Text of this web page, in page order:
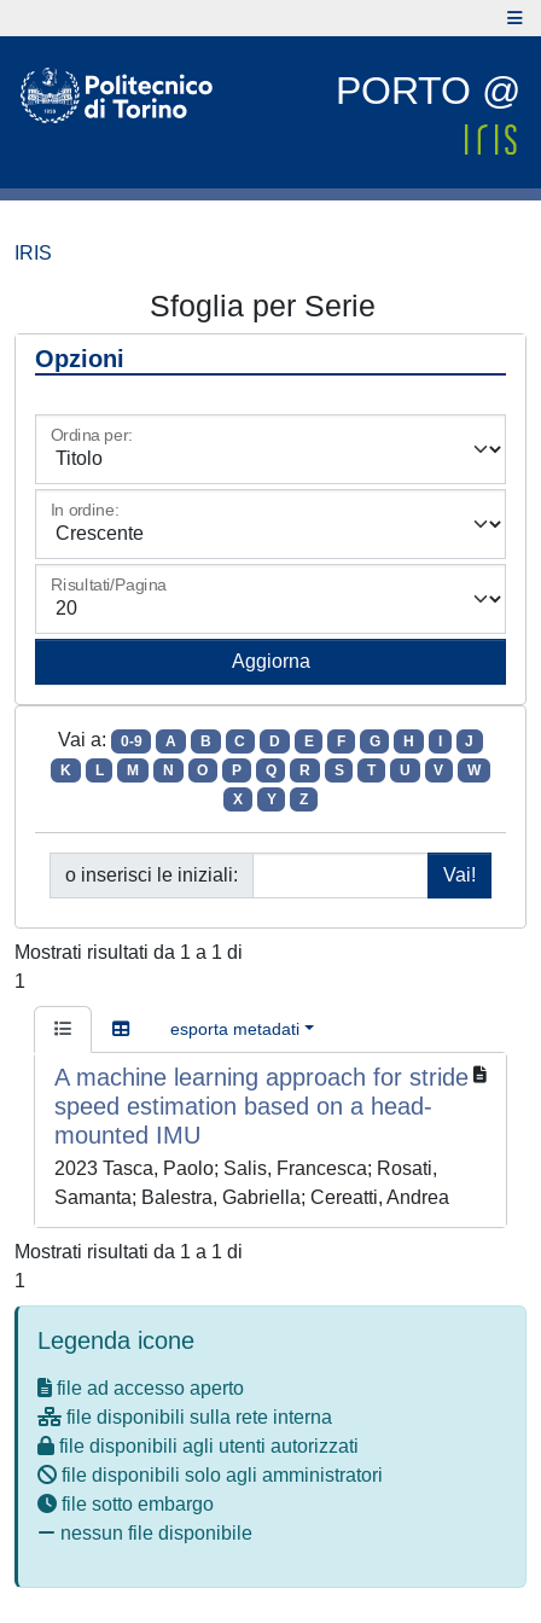
PORTO @
IRIS
Sfoglia per Serie
Opzioni
Ordina per:
In ordine:
Risultati/Pagina
Vai a: 0-9 A B C D E F G H
J
K
L M N O P Q R S T U V
W
X
Y Z
o inserisci le iniziali:
Mostrati risultati da 1 a 1 di
1
esporta metadati
A machine learning approach for stride
speed estimation based on a head-
mounted IMU
2023 Tasca, Paolo; Salis, Francesca; Rosati,
Samanta; Balestra, Gabriella; Cereatti, Andrea
Mostrati risultati da 1 a 1 di
1
Legenda icone
file ad accesso aperto
file disponibili sulla rete interna
file disponibili agli utenti autorizzati
file disponibili solo agli amministratori
file sotto embargo
nessun file disponibile